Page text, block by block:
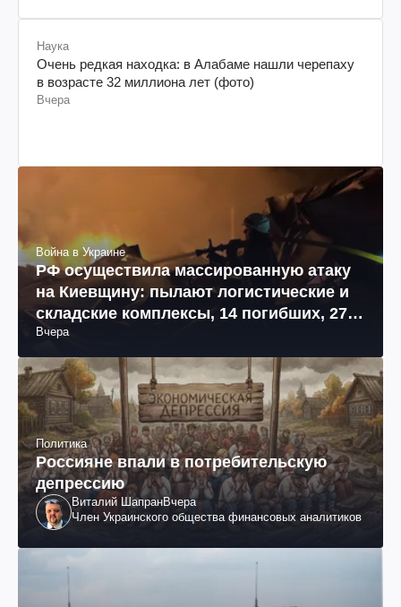
Наука
Очень редкая находка: в Алабаме нашли черепаху
в возрасте 32 миллиона лет (фото)
Вчера
Война в Украине
РФ осуществила массированную атаку
на Киевщину: пылают логистические и
складские комплексы, 14 погибших, 27
раненых (фото, видео)
Вчера
Политика
Россияне впали в потребительскую
депрессию
Виталий ШапранВчера
Член Украинского общества финансовых аналитиков